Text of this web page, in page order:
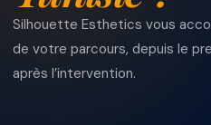
Silhouette Esthetics vous
de votre parcours, depuis le
après l’intervention.